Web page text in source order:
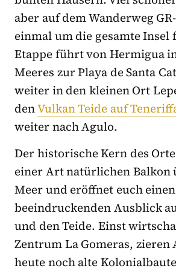
aber auf dem Wanderweg
einmal um die gesamte Insel
Etappe führt von Hermigua
Meeres zur Playa de Santa
weiter in den kleinen Ort
denVulkan Teide auf
weiter nach Agulo.
Der historische Kern des
einer Art natürlichen Balkon
Meer und eröffnet euch einen
beeindruckenden Ausblick
und den Teide. Einst
Zentrum La Gomeras, zieren
heute noch alte